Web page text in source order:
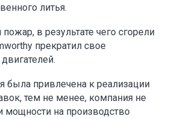
литья.
в результате чего сгорели
прекратил свое
была привлечена к реализации
тем не менее, компания не
мощности на производство